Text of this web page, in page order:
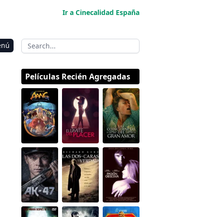
Ir a Cinecalidad España
Películas Recién Agregadas